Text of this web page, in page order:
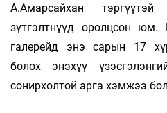
А.Амарсайхан
зүтгэлтнүүд оролцсон юм.
галерейд энэ сарын 17
болох энэхүү
сонирхолтой арга хэмжээ